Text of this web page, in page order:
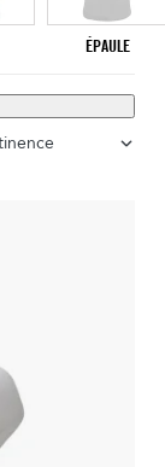
ÉPAULE